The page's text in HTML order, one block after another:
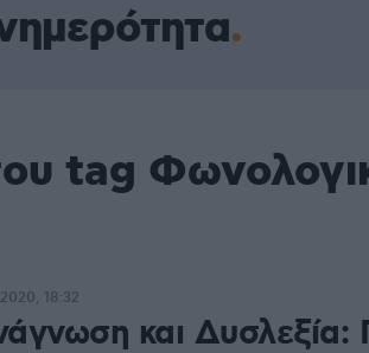
tag
και Δυσλεξία:
18:32